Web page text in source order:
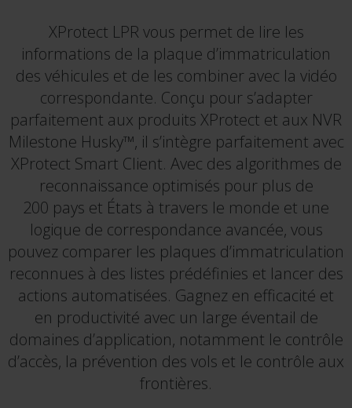
XProtect LPR vous permet de lire les
informations de la plaque d’immatriculation
des véhicules et de les combiner avec la vidéo
correspondante. Conçu pour s’adapter
parfaitement aux produits XProtect et aux NVR
Milestone Husky™, il s’intègre parfaitement avec
XProtect Smart Client. Avec des algorithmes de
reconnaissance optimisés pour plus de
200 pays et États à travers le monde et une
logique de correspondance avancée, vous
pouvez comparer les plaques d’immatriculation
reconnues à des listes prédéfinies et lancer des
actions automatisées. Gagnez en efficacité et
en productivité avec un large éventail de
domaines d’application, notamment le contrôle
d’accès, la prévention des vols et le contrôle aux
frontières.